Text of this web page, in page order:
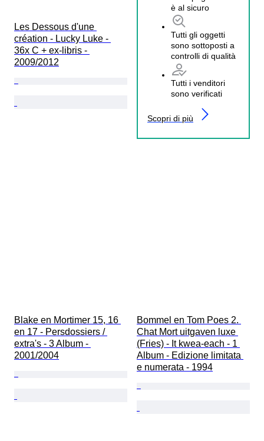
è al sicuro
Tutti gli oggetti
sono sottoposti a
controlli di qualità
Tutti i venditori
sono verificati
Scopri di più
Les Dessous d'une
création - Lucky Luke -
36x C + ex-libris -
2009/2012
Blake en Mortimer 15, 16
en 17 - Persdossiers /
extra's - 3 Album -
2001/2004
Bommel en Tom Poes 2.
Chat Mort uitgaven luxe
(Fries) - It kwea-each - 1
Album - Edizione limitata
e numerata - 1994